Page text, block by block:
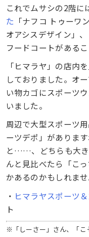
これでムサシの2階に
た 「ナフコ トゥーワ
オアシスデザイン」
フードコートがあるこ
「ヒマラヤ」の店内
しておりました。オ
い物カゴにスポーツ
いました。
周辺で大型スポーツ
ーツデポ」がありま
と……、どちらも大き
んと見比べたら「こ
かあるのかもしれませ
・ ヒマラヤスポーツ
ト
※「しーさー」さん、「こ